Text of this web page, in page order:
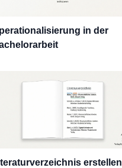
in der
erstellen